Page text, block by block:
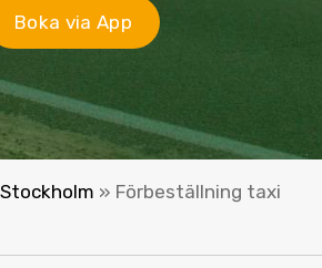
Boka via App
» Förbeställning taxi